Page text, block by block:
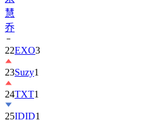
乔
22
23Suzy1
24TXT1
25IDID1
26BOYNEXTDOOR